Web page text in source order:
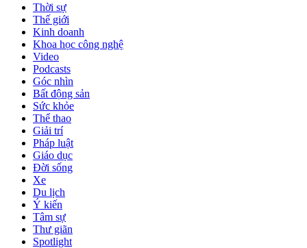
Thời sự
Thế giới
Kinh doanh
Khoa học công nghệ
Video
Podcasts
Góc nhìn
Bất động sản
Sức khỏe
Thể thao
Giải trí
Pháp luật
Giáo dục
Đời sống
Xe
Du lịch
Ý kiến
Tâm sự
Thư giãn
Spotlight